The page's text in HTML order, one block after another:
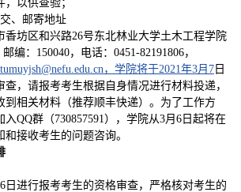
以供查验；
、邮寄地址
香坊区和兴路26号东北林业大学土木工程学院
编：150040，电话：0451-82191806，
tumuyjsh@nefu.edu.cn，学院将于2021年3月7 日
，请报考考生根据自身情况进行材料投递，
到相关材料（推荐顺丰快递）。为了工作方
QQ群（730857591），学院从3月6日起将在
接收考生的问题咨询。
日进行报考考生的资格审查，严格核对考生的